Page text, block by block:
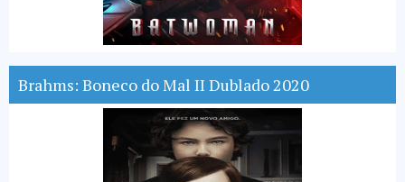
Brahms: Boneco do Mal II Dublado 2020